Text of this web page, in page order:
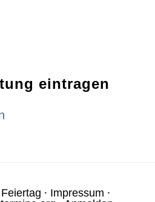
eintragen
⸱ Impressum ⸱